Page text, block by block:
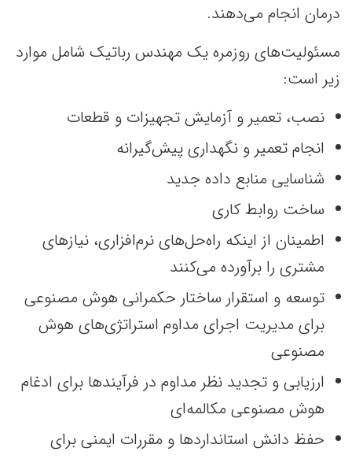
درمان انجام می‌دهند.
مسئولیت‌های روزمره یک مهندس رباتیک شامل موارد
زیر است:
نصب، تعمیر و آزمایش تجهیزات و قطعات
انجام تعمیر و نگهداری پیش‌گیرانه
شناسایی منابع داده جدید
ساخت روابط کاری
اطمینان از اینکه راه‌حل‌های نرم‌افزاری، نیازهای
مشتری را برآورده می‌کنند
توسعه و استقرار ساختار حکمرانی هوش مصنوعی
برای مدیریت اجرای مداوم استراتژی‌های هوش
مصنوعی
ارزیابی و تجدید نظر مداوم در فرآیندها برای ادغام
هوش مصنوعی مکالمه‌ای
حفظ دانش استانداردها و مقررات ایمنی برای